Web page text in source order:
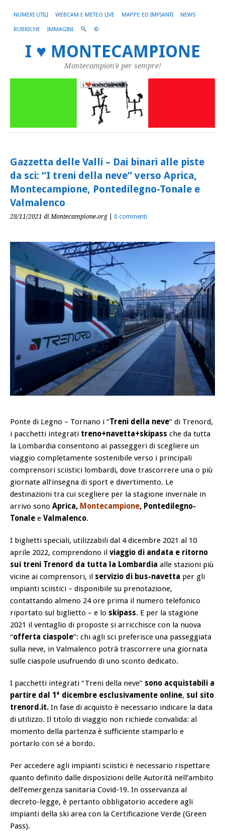
NUMERI UTILI WEBCAM E METEO LIVE MAPPE ED IMPIANTI NEWS
RUBRICHE IMMAGINI ©
I ♥ MONTECAMPIONE
Montecampion'è per sempre!
Gazzetta delle Valli – Dai binari alle piste
da sci: “I treni della neve” verso Aprica,
Montecampione, Pontedilegno-Tonale e
Valmalenco
28/11/2021 di Montecampione.org| 0 commenti
Ponte di Legno – Tornano i “Treni della neve” di Trenord,
i pacchetti integrati treno+navetta+skipass che da tutta
la Lombardia consentono ai passeggeri di scegliere un
viaggio completamente sostenibile verso i principali
comprensori sciistici lombardi, dove trascorrere una o più
giornate all’insegna di sport e divertimento. Le
destinazioni tra cui scegliere per la stagione invernale in
arrivo sono Aprica, Montecampione, Pontedilegno-
Tonale e Valmalenco.
I biglietti speciali, utilizzabili dal 4 dicembre 2021 al 10
aprile 2022, comprendono il viaggio di andata e ritorno
sui treni Trenord da tutta la Lombardia alle stazioni più
vicine ai comprensori, il servizio di bus-navetta per gli
impianti sciistici – disponibile su prenotazione,
contattando almeno 24 ore prima il numero telefonico
riportato sul biglietto – e lo skipass. E per la stagione
2021 il ventaglio di proposte si arricchisce con la nuova
“offerta ciaspole”: chi agli sci preferisce una passeggiata
sulla neve, in Valmalenco potrà trascorrere una giornata
sulle ciaspole usufruendo di uno sconto dedicato.
I pacchetti integrati “Treni della neve” sono acquistabili a
partire dal 1° dicembre esclusivamente online, sul sito
trenord.it. In fase di acquisto è necessario indicare la data
di utilizzo. Il titolo di viaggio non richiede convalida: al
momento della partenza è sufficiente stamparlo e
portarlo con sé a bordo.
Per accedere agli impianti sciistici è necessario rispettare
quanto definito dalle disposizioni delle Autorità nell’ambito
dell’emergenza sanitaria Covid-19. In osservanza al
decreto-legge, è pertanto obbligatorio accedere agli
impianti della ski area con la Certificazione Verde (Green
Pass).